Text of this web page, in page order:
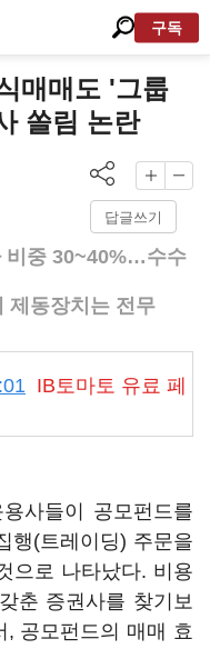
구독
매매도 '그룹
쏠림 논란
답글쓰기
비중 30~40%…수수
제동장치는 전무
IB토마토 유료 페
사들이 공모펀드를
행(트레이딩) 주문을
으로 나타났다. 비용
춘 증권사를 찾기보
, 공모펀드의 매매 효